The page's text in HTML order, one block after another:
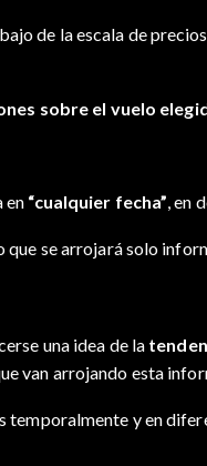
de la escala de
sobre el vuelo
en “cualquier fecha”, en
se arrojará solo
una idea de la
van arrojando esta
temporalmente y en